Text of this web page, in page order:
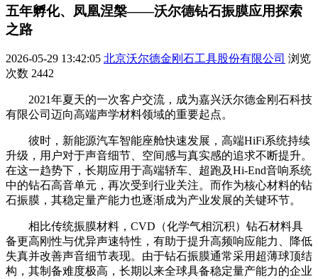
五年孵化、凤凰涅槃——沃尔德钻石振膜应用探索
之路
2026-05-29 13:42:05 北京沃尔德金刚石工具股份有限公司 浏览
次数 2442
2021年夏天的一次客户交流，成为嘉兴沃尔德金刚石科技
有限公司迈向高端声学材料领域的重要起点。
彼时，新能源汽车智能座舱快速发展，高端HiFi系统持续
升级，用户对于声音细节、空间感与真实感的追求不断提升。
在这一趋势下，长期应用于高端轿车、超跑及Hi-End音响系统
中的钻石高音单元，再次受到行业关注。而作为核心材料的钻
石振膜，其稳定量产能力也逐渐成为产业发展的关键环节。
相比传统振膜材料，CVD（化学气相沉积）钻石材料具
备更高刚性与优异声速特性，有助于提升高频响应能力、降低
失真并改善声音细节表现。由于钻石振膜通常采用超薄球顶结
构，其制备难度极高，长期以来全球具备稳定量产能力的企业